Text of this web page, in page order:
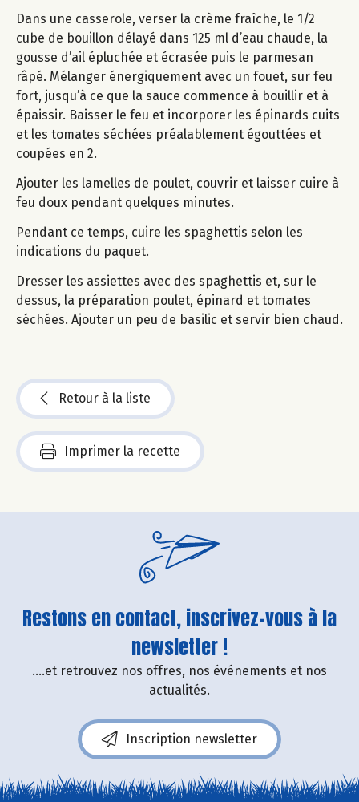
Dans une casserole, verser la crème fraîche, le 1/2
cube de bouillon délayé dans 125 ml d’eau chaude, la
gousse d’ail épluchée et écrasée puis le parmesan
râpé. Mélanger énergiquement avec un fouet, sur feu
fort, jusqu’à ce que la sauce commence à bouillir et à
épaissir. Baisser le feu et incorporer les épinards cuits
et les tomates séchées préalablement égouttées et
coupées en 2.
Ajouter les lamelles de poulet, couvrir et laisser cuire à
feu doux pendant quelques minutes.
Pendant ce temps, cuire les spaghettis selon les
indications du paquet.
Dresser les assiettes avec des spaghettis et, sur le
dessus, la préparation poulet, épinard et tomates
séchées. Ajouter un peu de basilic et servir bien chaud.
Retour à la liste
Imprimer la recette
Restons en contact, inscrivez-vous à la
newsletter !
....et retrouvez nos offres, nos événements et nos
actualités.
Inscription newsletter